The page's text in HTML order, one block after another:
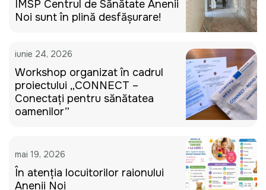
IMSP Centrul de Sănătate Anenii
Noi sunt în plină desfășurare!
iunie 24, 2026
Workshop organizat în cadrul
proiectului „CONNECT –
Conectați pentru sănătatea
oamenilor”
mai 19, 2026
În atenția locuitorilor raionului
Anenii Noi